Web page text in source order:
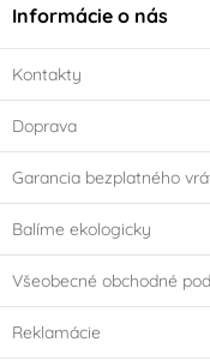
Objem
7 ml
1 000 ml
VÝPRODEJ -
Informácie o nás
Kontakty
Doprava
Garancia bezplatného
Balíme ekologicky
Všeobecné obchodné
Reklamácie